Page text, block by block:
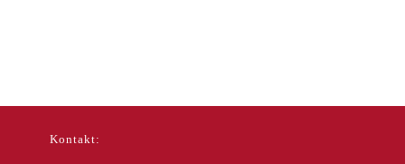
Kontakt: